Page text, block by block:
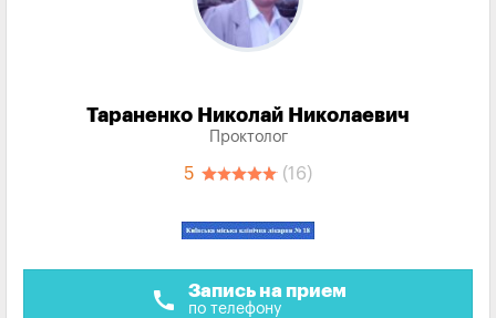
Тараненко Николай Николаевич
Проктолог
5 (16)
call Запись на прием
по телефону